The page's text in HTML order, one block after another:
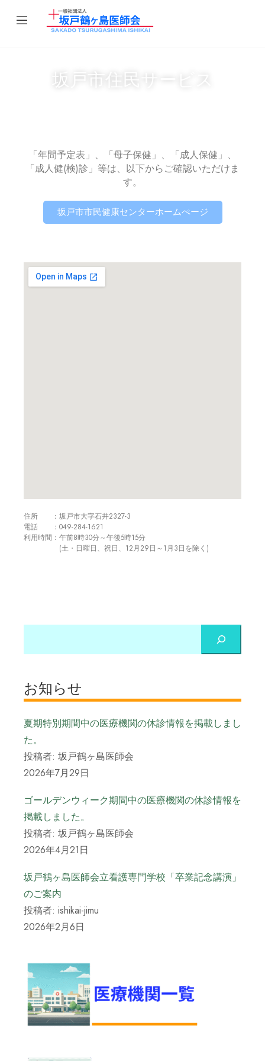
坂戸市住民サービス
「年間予定表」、「母子保健」、「成人保健」、
「成人健(検)診」等は、以下からご確認いただけま
す。
坂戸市市民健康センターホームぺージ
住所 ：坂戸市大字石井2327-3
電話 ：049-284-1621
利用時間：午前8時30分～午後5時15分
(土・日曜日、祝日、12月29日～1月3日を除く)
お知らせ
夏期特別期間中の医療機関の休診情報を掲載しまし
た。
投稿者: 坂戸鶴ヶ島医師会
2026年7月29日
ゴールデンウィーク期間中の医療機関の休診情報を
掲載しました。
投稿者: 坂戸鶴ヶ島医師会
2026年4月21日
坂戸鶴ヶ島医師会立看護専門学校「卒業記念講演」
のご案内
投稿者: ishikai-jimu
2026年2月6日